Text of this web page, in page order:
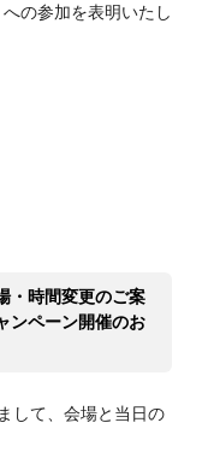
の参加を表明いたし
・時間変更のご案
ンペーン開催のお
して、会場と当日の